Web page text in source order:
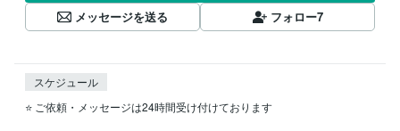
メッセージを送る
フォロー7
スケジュール
⭐️ ご依頼・メッセージは24時間受け付けております